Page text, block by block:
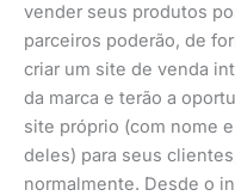
vender seus produtos
parceiros poderão, de
criar um site de venda
da marca e terão a
site próprio (com nome
deles) para seus
normalmente. Desde o